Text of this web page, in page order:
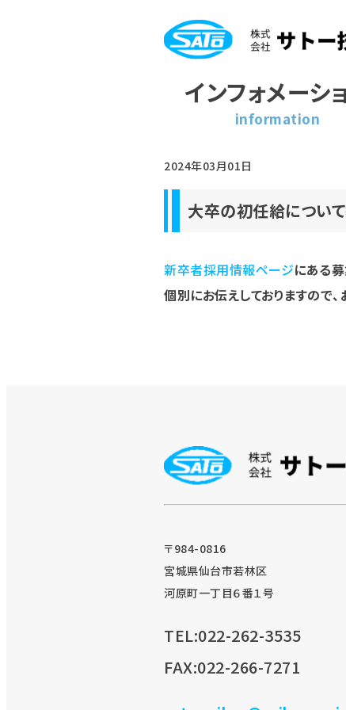
インフォメーシ
information
大卒の初任給について教え
2024年03月01日
大卒の初任給について
新卒者採用情報ページにある
個別にお伝えしておりますので
〒984-0816
宮城県仙台市若林区
河原町一丁目６番１号
TEL:022-262-3535
FAX:022-266-7271